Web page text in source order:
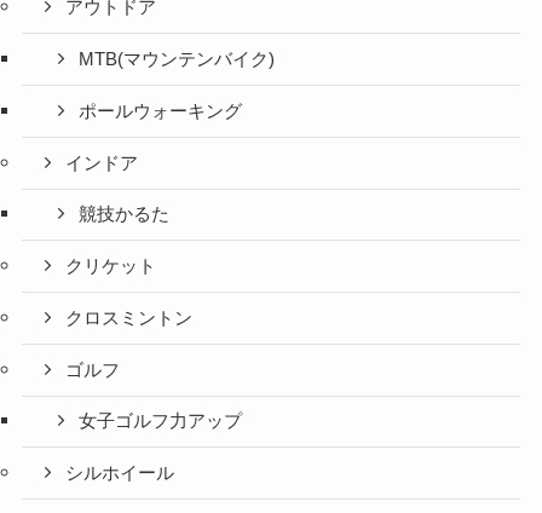
アウトドア
MTB(マウンテンバイク)
ポールウォーキング
インドア
競技かるた
クリケット
クロスミントン
ゴルフ
女子ゴルフ力アップ
シルホイール